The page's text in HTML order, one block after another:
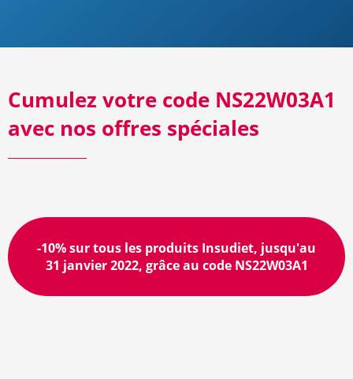
Cumulez votre code NS22W03A1
avec nos offres spéciales
-10% sur tous les produits Insudiet, jusqu'au
31 janvier 2022, grâce au code NS22W03A1